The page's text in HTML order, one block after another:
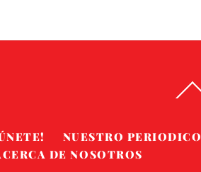
NUESTRO PERIODICO
DE NOSOTROS